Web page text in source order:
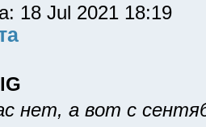
18 Jul 2021 18:19
нет, а вот с